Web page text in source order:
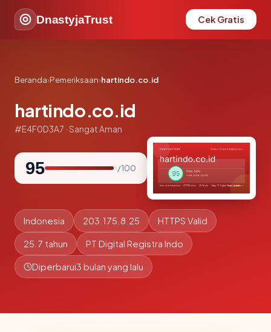
DnastyjaTrust Cek Gratis
Beranda›Pemeriksaan›hartindo.co.id
hartindo.co.id
#E4F0D3A7 · Sangat Aman
95 / 100
Indonesia 203.175.8.25 HTTPS Valid
25.7 tahun PT Digital Registra Indo
Diperbarui3 bulan yang lalu